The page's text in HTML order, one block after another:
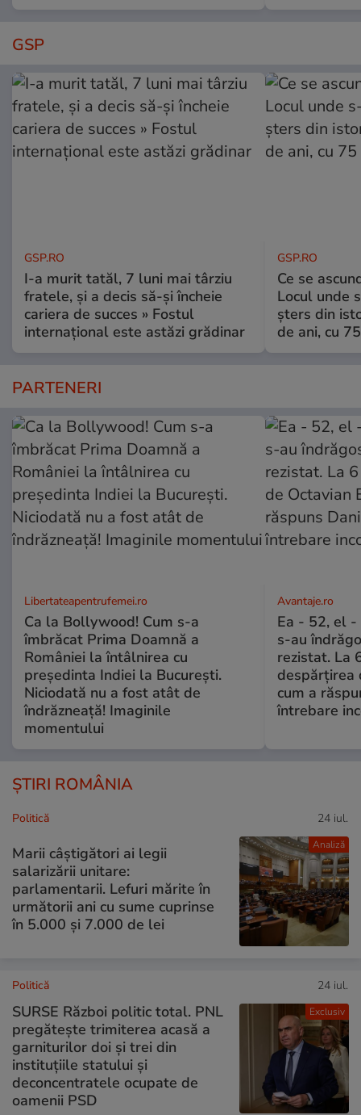
GSP
GSP.RO
I-a murit tatăl, 7 luni mai târziu
fratele, și a decis să-și încheie
cariera de succes » Fostul
internațional este astăzi grădinar
GSP.RO
Ce se
Locul unde
șters din
de ani, cu
PARTENERI
Libertateapentrufemei.ro
Ca la Bollywood! Cum s-a
îmbrăcat Prima Doamnă a
României la întâlnirea cu
președinta Indiei la București.
Niciodată nu a fost atât de
îndrăzneață! Imaginile
momentului
Avantaje.ro
Ea - 52, el -
s-au
rezistat. La
despărțirea
cum a
întrebare
ȘTIRI ROMÂNIA
Analiză
Politică 24 iul.
Marii câștigători ai legii
salarizării unitare:
parlamentarii. Lefuri mărite în
următorii ani cu sume cuprinse
în 5.000 și 7.000 de lei
Exclusiv
Politică 24 iul.
SURSE Război politic total. PNL
pregătește trimiterea acasă a
garniturilor doi și trei din
instituțiile statului și
deconcentratele ocupate de
oamenii PSD